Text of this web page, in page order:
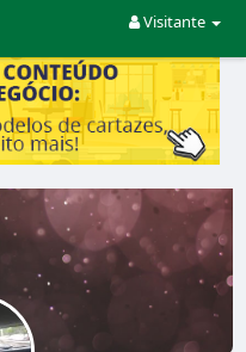
Visitante